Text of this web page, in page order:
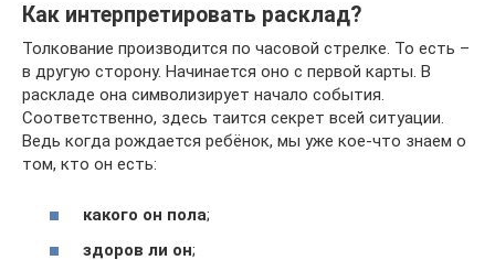
Как интерпретировать расклад?
Толкование производится по часовой стрелке. То есть –
в другую сторону. Начинается оно с первой карты. В
раскладе она символизирует начало события.
Соответственно, здесь таится секрет всей ситуации.
Ведь когда рождается ребёнок, мы уже кое-что знаем о
том, кто он есть:
какого он пола;
здоров ли он;